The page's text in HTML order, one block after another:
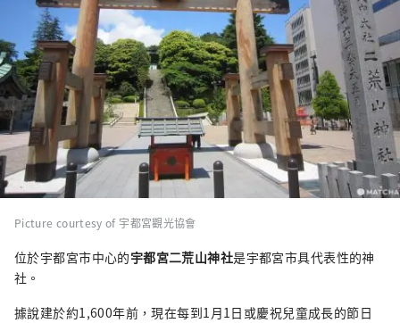
Picture courtesy of 宇都宮觀光協會
位於宇都宮市中心的宇都宮二荒山神社是宇都宮市具代表性的神
社。
據說建於約1,600年前，現在每到1月1日或慶祝兒童成長的節日